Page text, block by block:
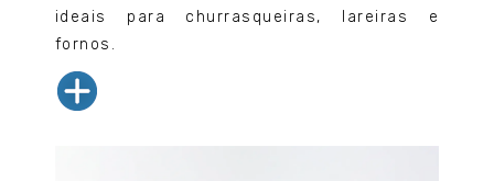
ideais para churrasqueiras, lareiras e
fornos.